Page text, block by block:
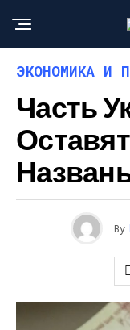
ЭКОНОМИКА И
Часть
By